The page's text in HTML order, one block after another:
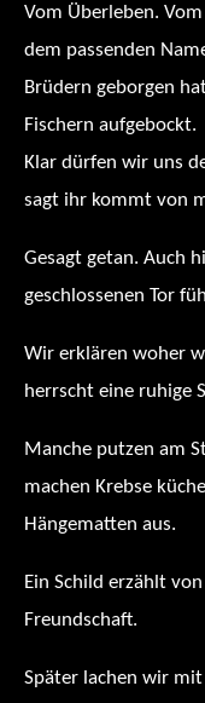
Vom Überleben.
dem passenden
Brüdern geborgen
Fischern aufgebockt.
Klar dürfen wir uns
sagt ihr kommt von
Gesagt getan. Auch
geschlossenen Tor
Wir erklären woher
herrscht eine ruhige
Manche putzen am
machen Krebse
Hängematten aus.
Ein Schild erzählt
Freundschaft.
Später lachen wir